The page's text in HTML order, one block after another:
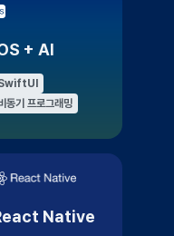
+ AI
동기 프로그래밍
Native